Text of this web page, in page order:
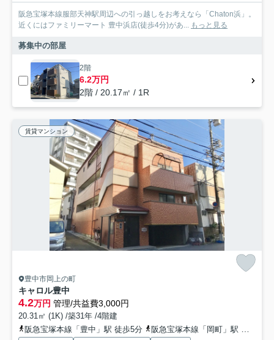
阪急宝塚本線服部天神駅周辺への引っ越しをお考えなら「Chaton浜」。
近くにはファミリーマート 豊中浜店(徒歩4分)があ... もっと見る
募集中の部屋
2階
6.2万円
2階 / 20.17㎡ / 1R
賃貸マンション
豊中市岡上の町
キャロル豊中
4.2万円 管理/共益費3,000円
20.31㎡ (1K) /築31年 /4階建
阪急宝塚本線「豊中」駅 徒歩5分
阪急宝塚本線「岡町」駅 徒歩10分